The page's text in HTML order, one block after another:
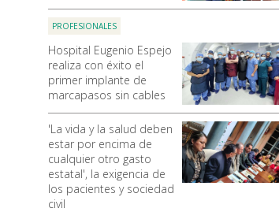
PROFESIONALES
Hospital Eugenio Espejo
realiza con éxito el
primer implante de
marcapasos sin cables
'La vida y la salud deben
estar por encima de
cualquier otro gasto
estatal', la exigencia de
los pacientes y sociedad
civil